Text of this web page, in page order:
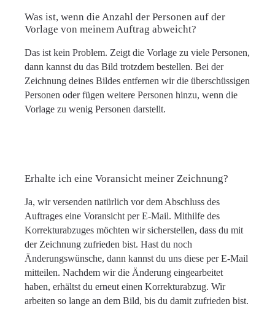
Was ist, wenn die Anzahl der Personen auf der
Vorlage von meinem Auftrag abweicht?
Das ist kein Problem. Zeigt die Vorlage zu viele Personen,
dann kannst du das Bild trotzdem bestellen. Bei der
Zeichnung deines Bildes entfernen wir die überschüssigen
Personen oder fügen weitere Personen hinzu, wenn die
Vorlage zu wenig Personen darstellt.
Erhalte ich eine Voransicht meiner Zeichnung?
Ja, wir versenden natürlich vor dem Abschluss des
Auftrages eine Voransicht per E-Mail. Mithilfe des
Korrekturabzuges möchten wir sicherstellen, dass du mit
der Zeichnung zufrieden bist. Hast du noch
Änderungswünsche, dann kannst du uns diese per E-Mail
mitteilen. Nachdem wir die Änderung eingearbeitet
haben, erhältst du erneut einen Korrekturabzug. Wir
arbeiten so lange an dem Bild, bis du damit zufrieden bist.